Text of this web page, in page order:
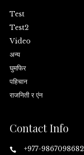
Test
Test2
Video
अन्य
घुमफिर
पहिचान
राजनिती र एंन
Contact Info
+977-9867098682